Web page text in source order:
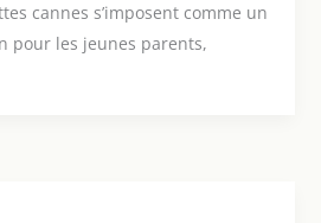
cannes s’imposent comme un
pour les jeunes parents,